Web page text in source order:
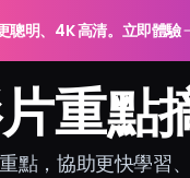
聰明、4K 高清。立即體驗
重點
點，協助更快學習